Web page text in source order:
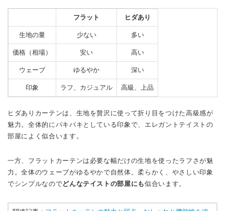
フラット ヒダあり
生地の量 少ない 多い
価格（相場） 安い 高い
ウェーブ ゆるやか 深い
印象 ラフ、カジュアル 高級、上品
ヒダありカーテンは、生地を贅沢に使って折り目をつけた高級感が
魅力。全体的にパキパキとしている印象で、エレガントテイストの
部屋によく似合います。
一方、フラットカーテンは必要な幅だけの生地を使ったラフさが魅
力。全体のウェーブがゆるやかで自然体。柔らかく、やさしい印象
でシンプルなのでどんなテイストの部屋にも似合います。